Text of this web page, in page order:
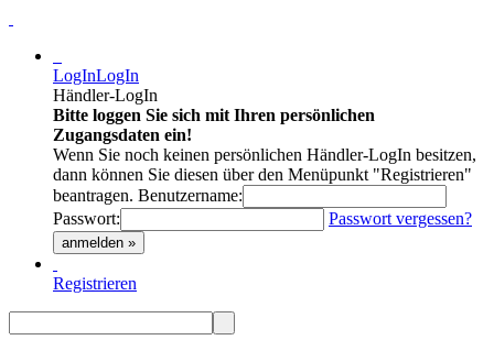
LogInLogIn
Händler-LogIn
Bitte loggen Sie sich mit Ihren persönlichen
Zugangsdaten ein!
Wenn Sie noch keinen persönlichen Händler-LogIn besitzen,
dann können Sie diesen über den Menüpunkt "Registrieren"
beantragen. Benutzername:
Passwort:
Passwort vergessen?
anmelden »
Registrieren